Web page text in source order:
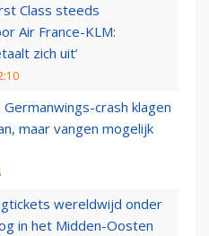
Class steeds
Air France-KLM:
zich uit’
crash klagen
maar vangen mogelijk
wereldwijd onder
in het Midden-Oosten